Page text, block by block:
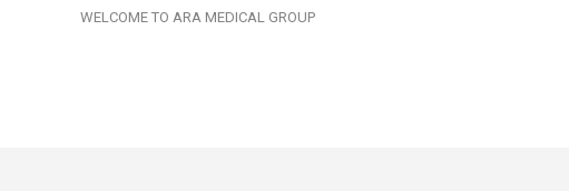
WELCOME TO ARA MEDICAL GROUP